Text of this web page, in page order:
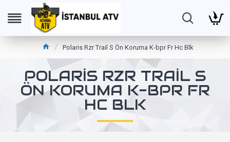
Polaris Rzr Trail S Ön Koruma K-bpr Fr Hc Blk
POLARIS RZR TRAIL S
ÖN KORUMA K-BPR FR
HC BLK